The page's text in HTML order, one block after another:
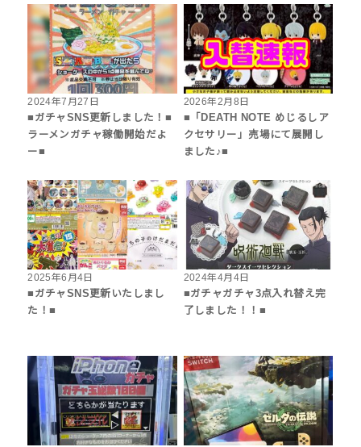
2024年7月27日
■ガチャSNS更新しました！■
ラーメンガチャ稼働開始だよ
ー■
2026年2月8日
■「DEATH NOTE めじるしア
クセサリー」売場にて展開し
ました♪■
2025年6月4日
■ガチャSNS更新いたしまし
た！■
2024年4月4日
■ガチャガチャ3点入れ替え完
了しました！！■